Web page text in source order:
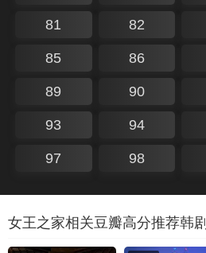
81 82
85 86
89 90
93 94
97 98
女王之家相关豆瓣高分推荐韩剧